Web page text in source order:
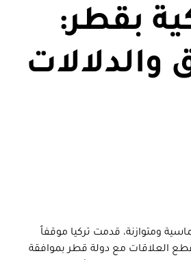
بقطر:
والدلالات
ومتوازنة، قدمت تركيا موقفاً
العلاقات مع دولة قطر بموافقة